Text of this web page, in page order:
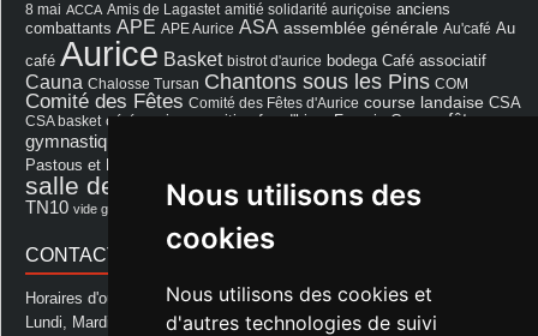
Nous utilisons des
cookies
Nous utilisons des cookies et
d'autres technologies de suivi
8 mai ACCA Amis de Lagastet amitié solidarité auriçoise anciens
combattants APE APE Aurice ASA assemblée générale Au'café Au
café Aurice Basket bistrot d'aurice bodega Café associatif
Cauna Chalosse Tursan Chantons sous les Pins COM
Comité des Fêtes Comité des Fêtes d'Aurice course landaise CSA
CSA basket cérémonie exposition feu d'hiver Francis Cazaux
fêtes
gymnastique volontaire
Pastous et Pastourettes
salle des fêtes salle des fêtes d'aurice Souprosse
TN10 vide grenier Voeux école
CONTACT MAIRIE
Horaires d'ouverture de la Mairie:
Lundi, Mardi, Jeudi et Vendredi : de 08h00 à 11h30 et de 12h30 à